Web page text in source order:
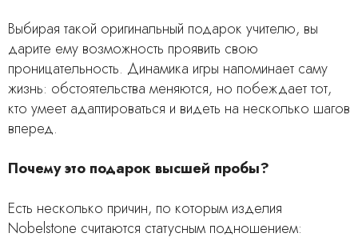
Выбирая такой оригинальный подарок учителю, вы
дарите ему возможность проявить свою
проницательность. Динамика игры напоминает саму
жизнь: обстоятельства меняются, но побеждает тот,
кто умеет адаптироваться и видеть на несколько шагов
вперед.
Почему это подарок высшей пробы?
Есть несколько причин, по которым изделия
Nobelstone считаются статусным подношением: